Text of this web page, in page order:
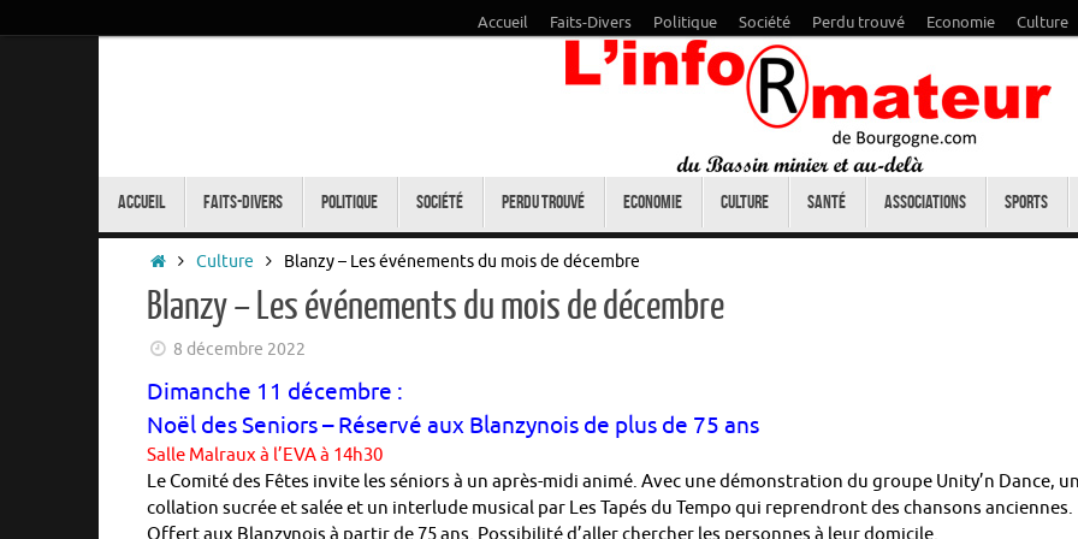
Accueil Faits-Divers Politique Société Perdu trouvé Economie Culture
Accueil Faits-Divers Politique Société Perdu trouvé Economie Culture Santé Associations Sports
Accueil
Culture Blanzy – Les événements du mois de décembre
Blanzy – Les événements du mois de décembre
8 décembre 2022
Dimanche 11 décembre :
Noël des Seniors – Réservé aux Blanzynois de plus de 75 ans
Salle Malraux à l’EVA à 14h30
Le Comité des Fêtes invite les séniors à un après-midi animé. Avec une démonstration du groupe Unity’n Dance,
collation sucrée et salée et un interlude musical par Les Tapés du Tempo qui reprendront des chansons anciennes.
Offert aux Blanzynois à partir de 75 ans. Possibilité d’aller chercher les personnes à leur domicile.